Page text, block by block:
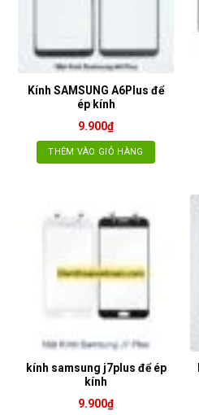
Kính SAMSUNG A6Plus để
ép kính
9.900₫
THÊM VÀO GIỎ HÀNG
kính samsung j7plus để ép
kính
9.900₫